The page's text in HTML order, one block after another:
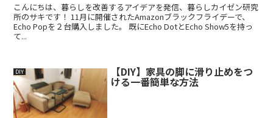
こんにちは、暮らしを改善するアイデアを発信、暮らしカイゼン研究
所のサキです！ 11月に開催されたAmazonブラックフライデーで、
Echo Popを２台購入しました。 既にEcho DotとEcho Show5を持っ
て...
DIY 【DIY】家具の脚に滑り止めをつ
ける一番簡単な方法